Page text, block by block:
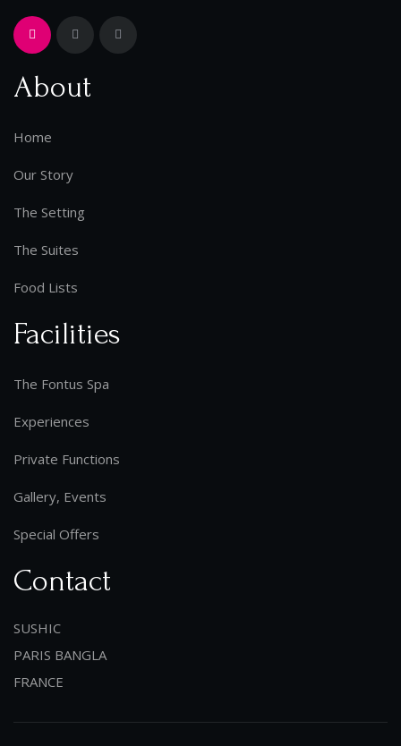
About
Home
Our Story
The Setting
The Suites
Food Lists
Facilities
The Fontus Spa
Experiences
Private Functions
Gallery, Events
Special Offers
Contact
SUSHIC
PARIS BANGLA
FRANCE